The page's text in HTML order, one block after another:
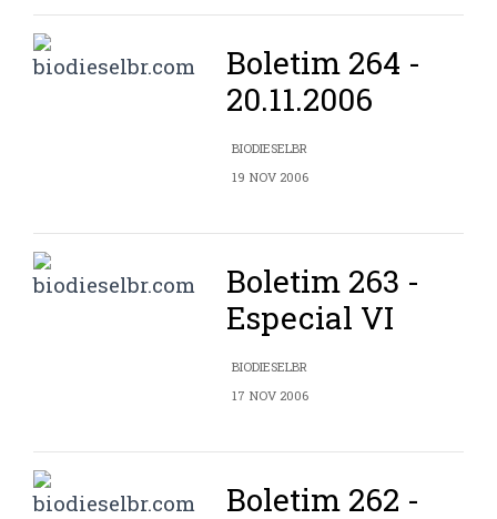
Boletim 264 -
20.11.2006
BIODIESELBR
19 NOV 2006
Boletim 263 -
Especial VI
BIODIESELBR
17 NOV 2006
Boletim 262 -